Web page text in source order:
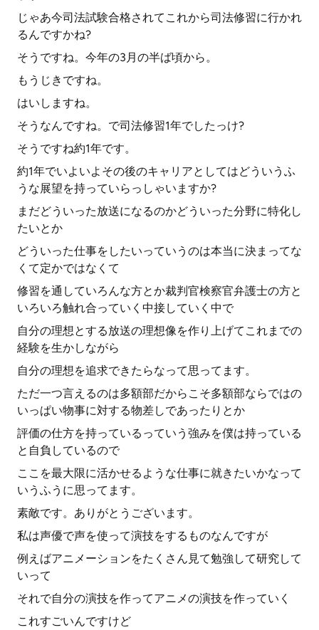
じゃあ今司法試験合格されてこれから司法修習に行かれ
るんですかね?
そうですね。今年の3月の半ば頃から。
もうじきですね。
はいしますね。
そうなんですね。で司法修習1年でしたっけ?
そうですね約1年です。
約1年でいよいよその後のキャリアとしてはどういうふ
うな展望を持っていらっしゃいますか?
まだどういった放送になるのかどういった分野に特化し
たいとか
どういった仕事をしたいっていうのは本当に決まってな
くて定かではなくて
修習を通していろんな方とか裁判官検察官弁護士の方と
いろいろ触れ合っていく中接していく中で
自分の理想とする放送の理想像を作り上げてこれまでの
経験を生かしながら
自分の理想を追求できたらなって思ってます。
ただ一つ言えるのは多額部だからこそ多額部ならではの
いっぱい物事に対する物差しであったりとか
評価の仕方を持っているっていう強みを僕は持っている
と自負しているので
ここを最大限に活かせるような仕事に就きたいかなって
いうふうに思ってます。
素敵です。ありがとうございます。
私は声優で声を使って演技をするものなんですが
例えばアニメーションをたくさん見て勉強して研究して
いって
それで自分の演技を作ってアニメの演技を作っていく
これすごいんですけど